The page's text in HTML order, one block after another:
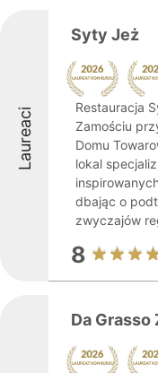
Laureaci
Syty Jeż
Restauracja
Zamościu
Domu
lokal
dbając o
zwyczajów
8
Da Grasso